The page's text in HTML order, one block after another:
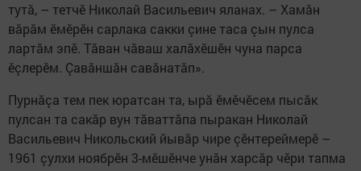
тутă, – тетчӗ Николай Васильевич яланах. – Хамăн
вăрăм ӗмӗрӗн сарлака сакки çине таса çын пулса
лартăм эпӗ. Тăван чăваш халăхӗшӗн чуна парса
ӗçлерӗм. Çавăншăн савăнатăп».
Пурнăçа тем пек юратсан та, ырă ӗмӗчӗсем пысăк
пулсан та сакăр вун тăваттăпа пыракан Николай
Васильевич Никольский йывăр чире çӗнтереймерӗ –
1961 çулхи ноябрӗн 3-мӗшӗнче унăн харсăр чӗри тапма